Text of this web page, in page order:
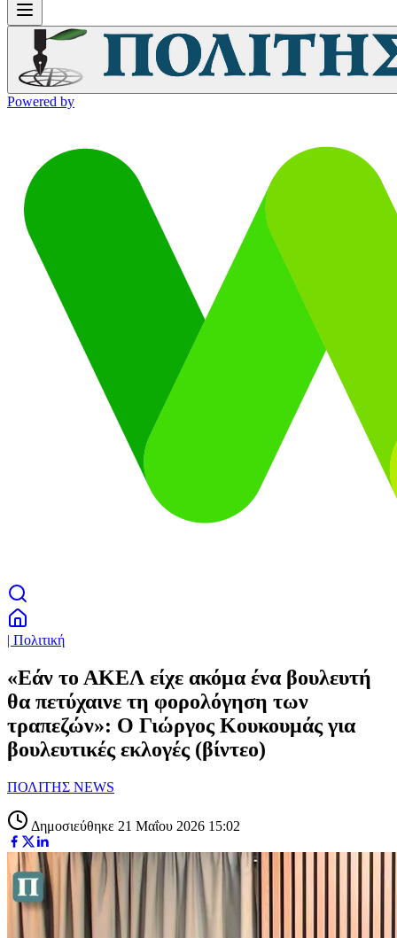
Powered by
| Πολιτική
«Εάν το ΑΚΕΛ είχε ακόμα ένα βουλευτή
θα πετύχαινε τη φορολόγηση των
τραπεζών»: Ο Γιώργος Κουκουμάς για
βουλευτικές εκλογές (βίντεο)
ΠΟΛΙΤΗΣ NEWS
Δημοσιεύθηκε 21 Μαΐου 2026 15:02